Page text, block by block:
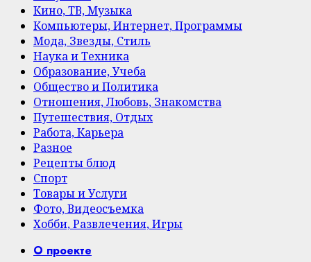
Кино, ТВ, Музыка
Компьютеры, Интернет, Программы
Мода, Звезды, Стиль
Наука и Техника
Образование, Учеба
Общество и Политика
Отношения, Любовь, Знакомства
Путешествия, Отдых
Работа, Карьера
Разное
Рецепты блюд
Спорт
Товары и Услуги
Фото, Видеосъемка
Хобби, Развлечения, Игры
PrimaryО проекте